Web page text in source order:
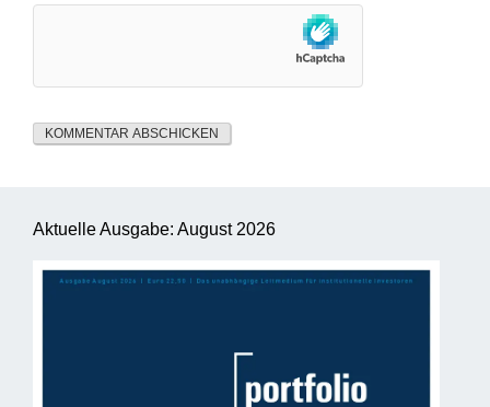
Aktuelle Ausgabe: August 2026